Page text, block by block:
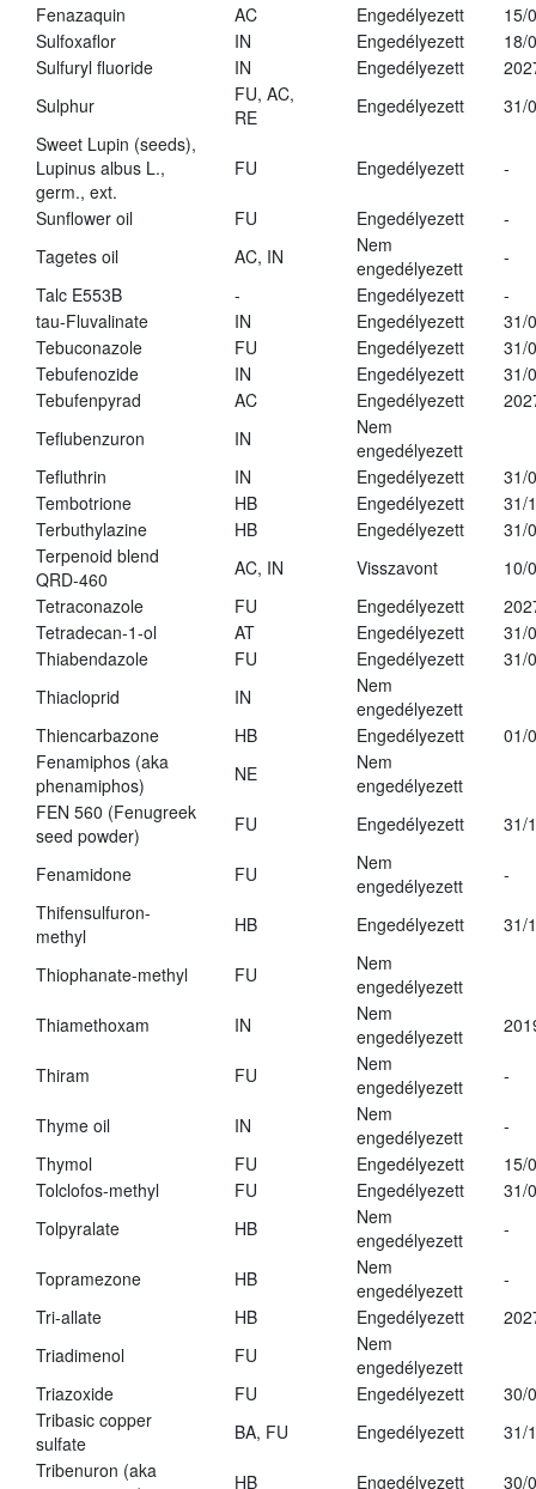
Fenazaquin
AC Engedélyezett
15/
Sulfoxaflor
IN Engedélyezett
18/
Sulfuryl fluoride
IN Engedélyezett
Sulphur
FU, AC,
RE
Engedélyezett
31/
Sweet Lupin (seeds),
Lupinus albus L.,
germ., ext.
FU Engedélyezett -
Sunflower oil FU Engedélyezett
-
Tagetes oil
AC, IN
Nem
engedélyezett
-
Talc E553B
- Engedélyezett
-
tau-Fluvalinate
IN Engedélyezett
31/
Tebuconazole
FU Engedélyezett
31/
Tebufenozide
IN Engedélyezett
31/
Tebufenpyrad
AC Engedélyezett
Teflubenzuron
IN
Nem
engedélyezett
Tefluthrin
IN Engedélyezett
31/
Tembotrione
HB Engedélyezett
31/
Terbuthylazine
HB Engedélyezett
31/
Terpenoid blend
QRD-460
AC, IN Visszavont
10/
Tetraconazole
FU Engedélyezett
Tetradecan-1-ol
AT Engedélyezett
31/
Thiabendazole
FU Engedélyezett
31/
Thiacloprid
IN
Nem
engedélyezett
Thiencarbazone
HB Engedélyezett
01/
Fenamiphos (aka
phenamiphos)
NE
Nem
engedélyezett
FEN 560 (Fenugreek
seed powder)
FU Engedélyezett 31/
Fenamidone FU
Nem
engedélyezett
-
Thifensulfuron-
methyl
HB Engedélyezett 31/
Thiophanate-methyl FU
Nem
engedélyezett
Thiamethoxam
IN
Nem
engedélyezett
Thiram FU
Nem
engedélyezett
-
Thyme oil IN
Nem
engedélyezett
-
Thymol
FU Engedélyezett
15/
Tolclofos-methyl
FU Engedélyezett
31/
Tolpyralate
HB
Nem
engedélyezett
-
Topramezone HB
Nem
engedélyezett
-
Tri-allate
HB Engedélyezett
Triadimenol
FU
Nem
engedélyezett
Triazoxide
FU Engedélyezett
30/
Tribasic copper
sulfate
BA, FU Engedélyezett
31/
Tribenuron (aka
HB Engedélyezett
30/